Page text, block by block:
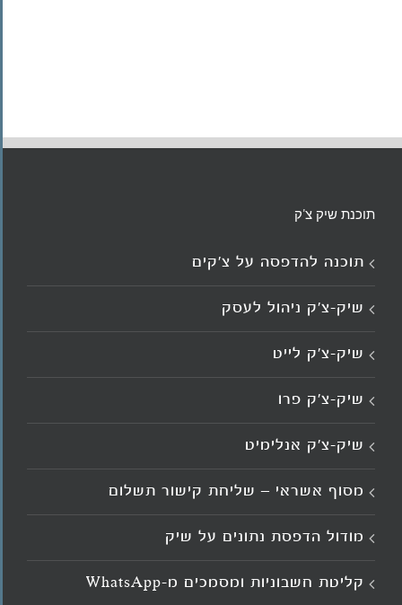
תוכנת שיק צ'ק
תוכנה להדפסה על צ’קים
שיק-צ'ק ניהול לעסק
שיק-צ’ק לייט
שיק-צ’ק פרו
שיק-צ’ק אנלימיט
מסוף אשראי – שליחת קישור תשלום
מודול הדפסת נתונים על שיק
קליטת חשבוניות ומסמכים מ־WhatsApp